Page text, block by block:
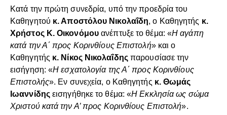
Κατά την πρώτη συνεδρία, υπό την προεδρία του
Καθηγητού κ. Αποστόλου Νικολαΐδη, ο Καθηγητής κ.
Χρήστος Κ. Οικονόμου ανέπτυξε το θέμα: «Η αγάπη
κατά την Α΄ προς Κορινθίους Επιστολή» και ο
Καθηγητής κ. Νίκος Νικολαΐδηςπαρουσίασε την
εισήγηση: «Η εσχατολογία της Α΄ προς Κορινθίους
Επιστολής». Εν συνεχεία, ο Καθηγητής κ. Θωμάς
Ιωαννίδηςεισηγήθηκε το θέμα: «Η Εκκλησία ως σώμα
Χριστού κατά την Α’ προς Κορινθίους Επιστολή».